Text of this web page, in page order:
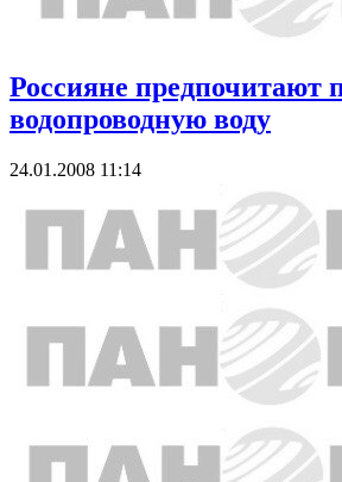
Россияне предпочитают
водопроводную воду
24.01.2008 11:14